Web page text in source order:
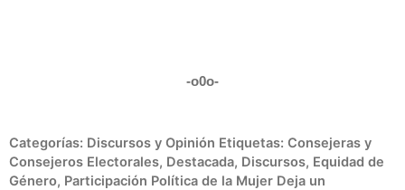
-o0o-
Categorías: Discursos y Opinión Etiquetas: Consejeras y
Consejeros Electorales, Destacada, Discursos, Equidad de
Género, Participación Política de la Mujer Deja un